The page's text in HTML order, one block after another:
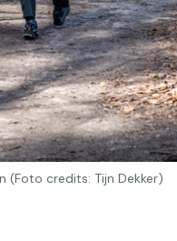
(Foto credits: Tijn Dekker)